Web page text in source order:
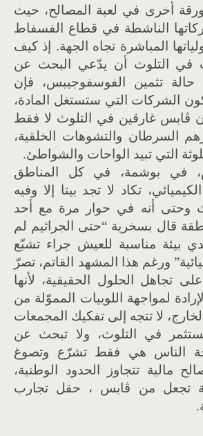
أخرى في لعبة المصالح، حيث
الناشطة في قطاع الفسفاط
المباشرة تجاه الجهة. إذ كيف
في التلوث أن يدّعي البحث عن
تثمين الفوسفوجيبس، فإن
الشركات التي ستستغل المادة،
ڨابس غارقين في التلوث لا فقط
السرطان والتشوهات الخلقية،
التي تبيد الواحات والشواطئ.
في بوشمة، في كل المناطق
تكاد لا تجد بيتا إلا وفيه
وحتى أنه في حوار مرة مع أحد
قال بسخرية “حتى الجراثيم لم
بيئة مناسبة للعيش جراء تشبّع
ورغم هذا المشهد القاتم، تصرّ
تجاهل الحلول الحقيقية، لأنها
لمواجهة اللوبيات المموّلة من
لا تتجه إلى تفكيك المجمعات
تستثمر في التلوث، ولا تبحث عن
الناس هي فقط تشرّع وتصوغ
مالية تتجاوز الحدود الوطنية،
تجعل من ڨابس ، حقل تجارب